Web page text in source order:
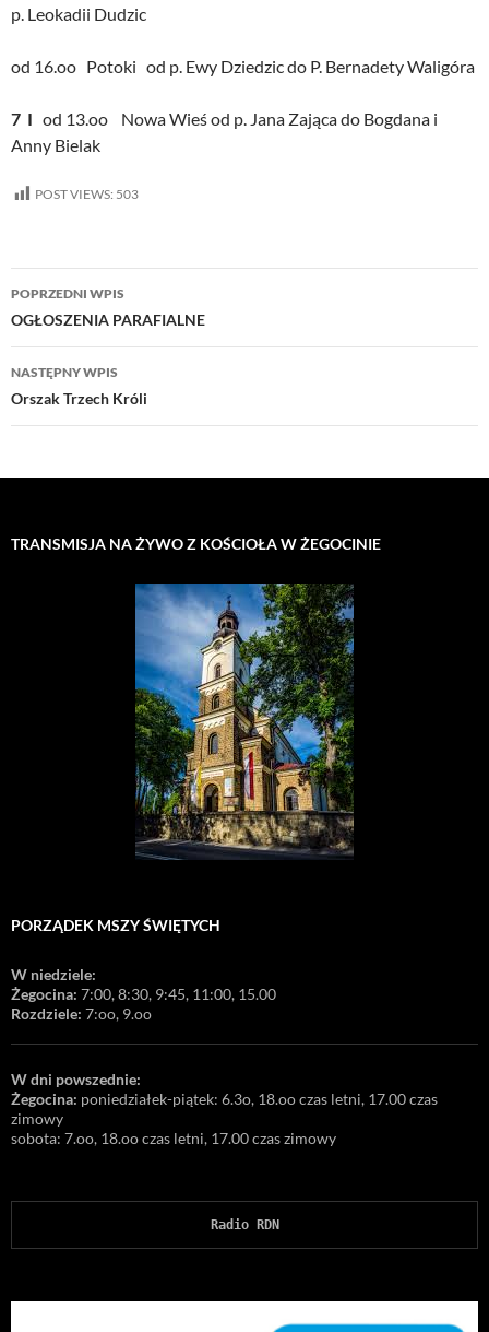
p. Leokadii Dudzic
od 16.oo Potoki od p. Ewy Dziedzic do P. Bernadety Waligóra
7 I od 13.oo Nowa Wieś od p. Jana Zająca do Bogdana i
Anny Bielak
POST VIEWS: 503
Nawigacja
wpisu
POPRZEDNI WPIS
OGŁOSZENIA PARAFIALNE
NASTĘPNY WPIS
Orszak Trzech Króli
TRANSMISJA NA ŻYWO Z KOŚCIOŁA W ŻEGOCINIE
PORZĄDEK MSZY ŚWIĘTYCH
W niedziele:
Żegocina: 7:00, 8:30, 9:45, 11:00, 15.00
Rozdziele: 7:oo, 9.oo
W dni powszednie:
Żegocina: poniedziałek-piątek: 6.3o, 18.oo czas letni, 17.00 czas
zimowy
sobota: 7.oo, 18.oo czas letni, 17.00 czas zimowy
Radio RDN